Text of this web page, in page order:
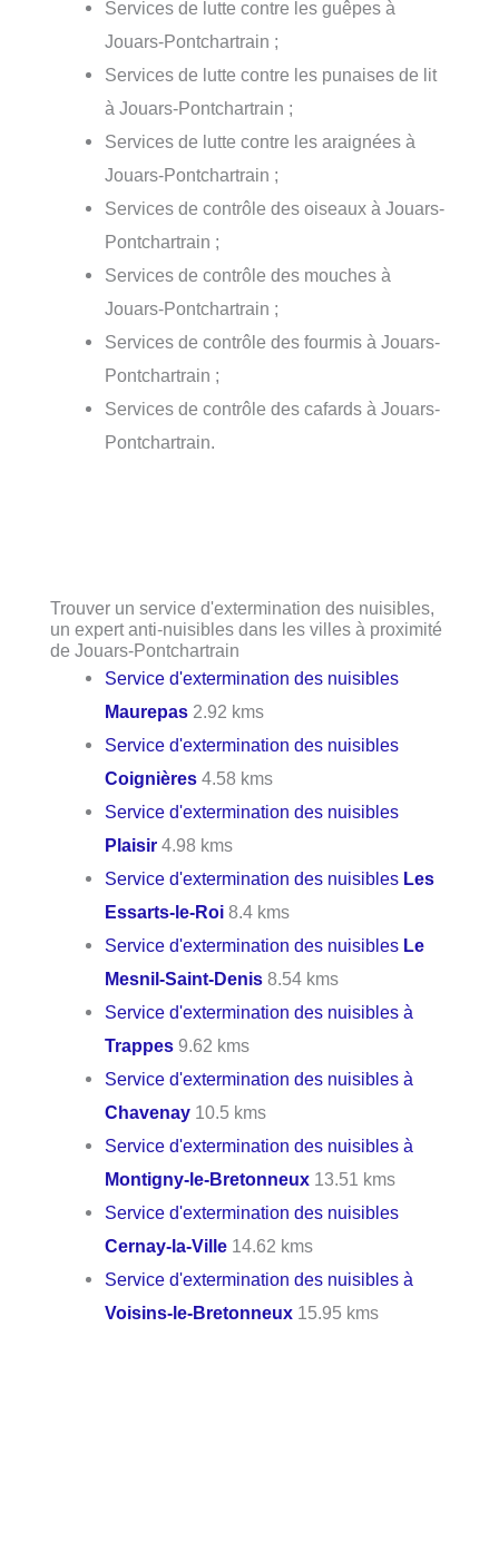
Services de lutte contre les guêpes à
Jouars-Pontchartrain ;
Services de lutte contre les punaises de lit
à Jouars-Pontchartrain ;
Services de lutte contre les araignées à
Jouars-Pontchartrain ;
Services de contrôle des oiseaux à Jouars-
Pontchartrain ;
Services de contrôle des mouches à
Jouars-Pontchartrain ;
Services de contrôle des fourmis à Jouars-
Pontchartrain ;
Services de contrôle des cafards à Jouars-
Pontchartrain.
Trouver un service d'extermination des nuisibles,
un expert anti-nuisibles dans les villes à proximité
de Jouars-Pontchartrain
Service d'extermination des nuisibles
Maurepas 2.92 kms
Service d'extermination des nuisibles
Coignières 4.58 kms
Service d'extermination des nuisibles
Plaisir 4.98 kms
Service d'extermination des nuisibles Les
Essarts-le-Roi 8.4 kms
Service d'extermination des nuisibles Le
Mesnil-Saint-Denis 8.54 kms
Service d'extermination des nuisibles à
Trappes 9.62 kms
Service d'extermination des nuisibles à
Chavenay 10.5 kms
Service d'extermination des nuisibles à
Montigny-le-Bretonneux 13.51 kms
Service d'extermination des nuisibles
Cernay-la-Ville 14.62 kms
Service d'extermination des nuisibles à
Voisins-le-Bretonneux 15.95 kms